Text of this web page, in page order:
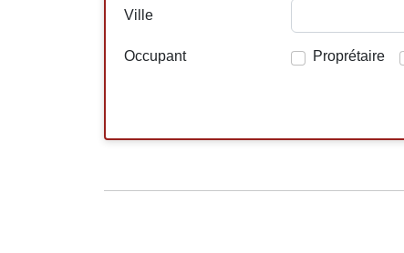
Ville
Occupant Proprétaire